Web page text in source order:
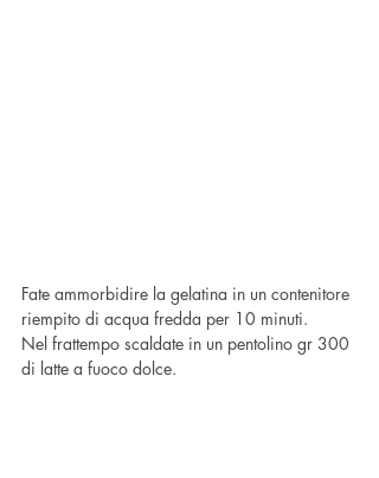
Fate ammorbidire la gelatina in un contenitore
riempito di acqua fredda per 10 minuti.
Nel frattempo scaldate in un pentolino gr 300
di latte a fuoco dolce.